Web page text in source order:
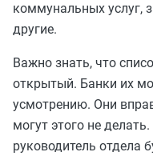
коммунальных услуг,
другие.
Важно знать, что
открытый. Банки их
усмотрению. Они
могут этого не
руководитель отдела